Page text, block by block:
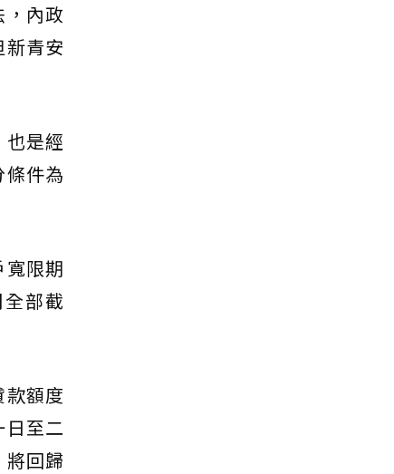
內政
青安
是經
件為
限期
部截
額度
至二
回歸